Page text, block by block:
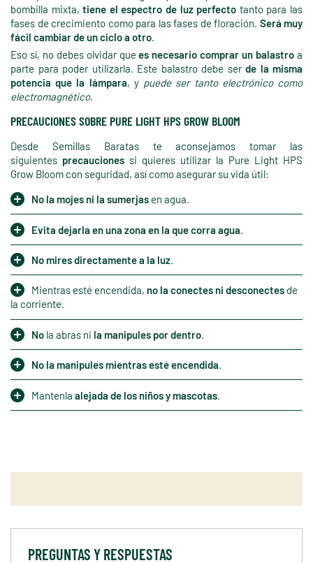
bombilla mixta,tiene el espectro de luz perfecto tanto para las
fases de crecimiento como para las fases de floración. Será muy
fácil cambiar de un ciclo a otro.
Eso sí, no debes olvidar quees necesario comprar un balastro a
parte para poder utilizarla. Este balastro debe ser de la misma
potencia que la lámpara, y puede ser tanto electrónico como
electromagnético.
PRECAUCIONES SOBRE PURE LIGHT HPS GROW BLOOM
Desde Semillas Baratas te aconsejamos tomar las
siguientes precauciones si quieres utilizar la Pure Light HPS
Grow Bloom con seguridad, así como asegurar su vida útil:
No la mojes ni la sumerjas en agua.
Evita dejarla en una zona en la que corra agua.
No mires directamente a la luz.
Mientras esté encendida, no la conectes ni desconectes de
la corriente.
No la abras ni la manipules por dentro.
No la manipules mientras esté encendida.
Mantenla alejada de los niños y mascotas
PREGUNTAS Y RESPUESTAS